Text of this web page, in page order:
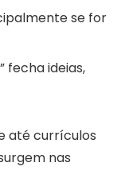
se for
fecha ideias,
até currículos
nas